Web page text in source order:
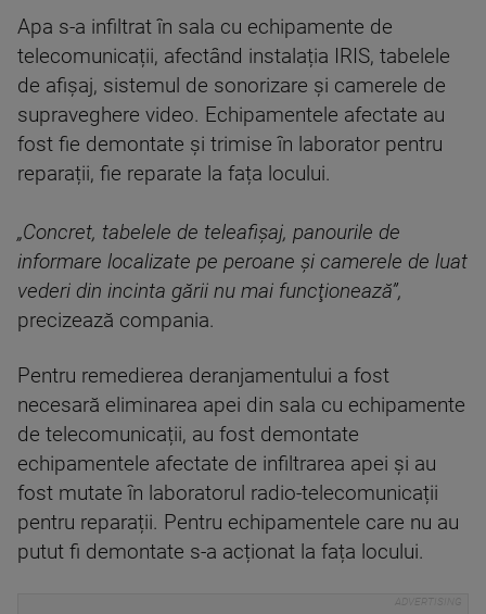
Apa s-a infiltrat în sala cu echipamente de
telecomunicații, afectând instalația IRIS, tabelele
de afișaj, sistemul de sonorizare și camerele de
supraveghere video. Echipamentele afectate au
fost fie demontate și trimise în laborator pentru
reparații, fie reparate la fața locului.
„Concret, tabelele de teleafişaj, panourile de
informare localizate pe peroane şi camerele de luat
vederi din incinta gării nu mai funcţionează”,
precizează compania.
Pentru remedierea deranjamentului a fost
necesară eliminarea apei din sala cu echipamente
de telecomunicații, au fost demontate
echipamentele afectate de infiltrarea apei și au
fost mutate în laboratorul radio-telecomunicații
pentru reparații. Pentru echipamentele care nu au
putut fi demontate s-a acționat la fața locului.